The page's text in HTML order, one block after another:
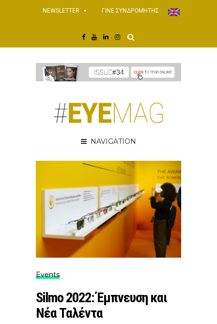
NEWSLETTER ΓΙΝΕ ΣΥΝΔΡΟΜΗΤΗΣ
NAVIGATION
Events
Silmo 2022: Έμπνευση και
Νέα Ταλέντα